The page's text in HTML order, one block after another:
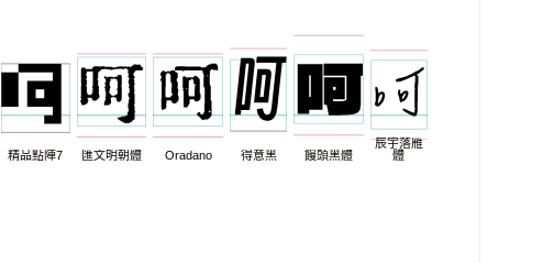
精品點陣7 匯文明朝體 Oradano 得意黑 饅頭黑體
辰宇落雁
體